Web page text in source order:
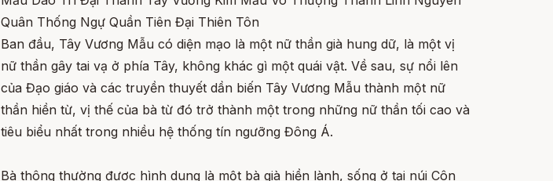
Quân Thống Ngự Quần Tiên Đại Thiên Tôn
Ban đầu, Tây Vương Mẫu có diện mạo là một nữ thần già hung dữ, là một vị
nữ thần gây tai vạ ở phía Tây, không khác gì một quái vật. Về sau, sự nổi lên
của Đạo giáo và các truyền thuyết dần biến Tây Vương Mẫu thành một nữ
thần hiền từ, vị thế của bà từ đó trở thành một trong những nữ thần tối cao và
tiêu biểu nhất trong nhiều hệ thống tín ngưỡng Đông Á.
Bà thông thường được hình dung là một bà già hiền lành, sống ở tại núi Côn